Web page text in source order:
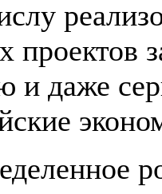
проектов
и даже